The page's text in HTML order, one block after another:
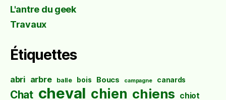
L'antre du geek
Travaux
Étiquettes
abri arbre balle bois Boucs campagne canards
Chat cheval chien chiens chiot